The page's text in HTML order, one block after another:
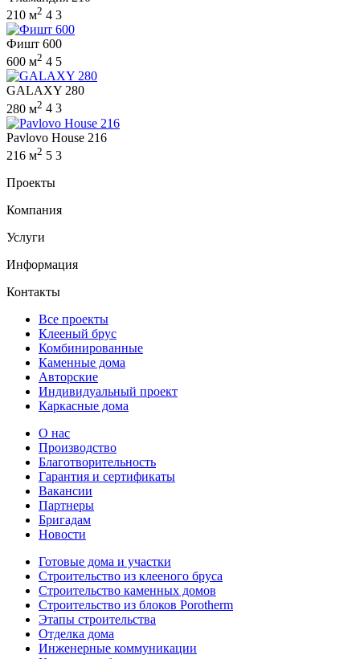
210 м2 4 3
Фишт 600
600 м2 4 5
GALAXY 280
280 м2 4 3
Pavlovo House 216
216 м2 5 3
Проекты
Компания
Услуги
Информация
Контакты
Все проекты
Клееный брус
Комбинированные
Каменные дома
Авторские
Индивидуальный проект
Каркасные дома
О нас
Производство
Благотворительность
Гарантия и сертификаты
Вакансии
Партнеры
Бригадам
Новости
Готовые дома и участки
Строительство из клееного бруса
Строительство каменных домов
Строительство из блоков Porotherm
Этапы строительства
Отделка дома
Инженерные коммуникации